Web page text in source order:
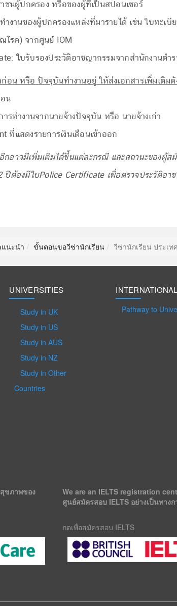
าชนผู้ปกครอง หรือของผู้ที่เป็นสปอนเซอร์
ทำงานของผู้ปกครองแหล่งที่มารายได้ เช่น ใบทะ
โรค) จากศูนย์ IOM
ใบรับรองประวัติอาชญากรรมจากสำนักงานตำ
อน หรือ ปัจจุบันทำงานอยู่ ให้ส่งเอกสารเพิ่มเติมดั
อน
รทำงานจากนายจ้างปัจจุบัน หรือ นายจ้างเก่า
ที่แสดงรายการเงินเดือนเข้าออก
อีกอาจมีเพิ่มเติมได้ขึ้นแต่ละกรณี และสถานะของผู้
ปีต้องมีใบPolice Certificate เพื่อตรวจประวัติอา
นะนำ ขั้นตอนขอวีซ่านักเรียน วีซ่านักเรียน ประเ
UNIVERSITIES
Study in UK
Study in US
Study in AUS
Study in NZ
Study in Other
Countries
INTERNATIONAL
Pathway to
ขภาพของ
We are an IELTS registration
ศูนย์สมัครสอบ IELTS อย่างเป็นทางก
กดเพื่อสมัครสอบ IELTS